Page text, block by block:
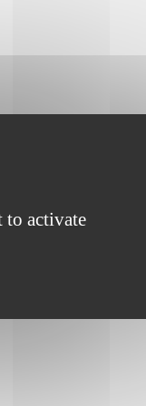
to activate